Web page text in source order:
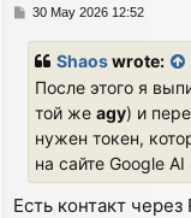
P30 May 2026 12:52
Shaoswrote:
После этого я
той же agy) и
нужен токен,
на сайте Google
Есть контакт через